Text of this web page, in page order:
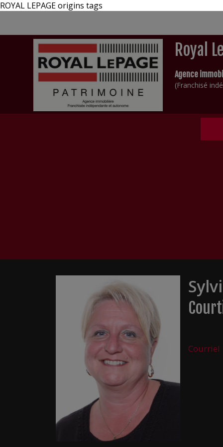
ROYAL LEPAGE origins tags
Royal
Agence
(Franchisé
Courriel